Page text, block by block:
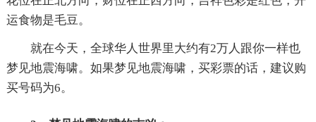
运食物是毛豆。
就在今天，全球华人世界里大约有2万人跟你一样也
梦见地震海啸。如果梦见地震海啸，买彩票的话，建议购
买号码为6。